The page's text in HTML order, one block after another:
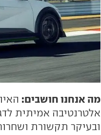
מה אנחנו חושבים:
אלטרנטיבה אמיתית
ובעיקר תקשורת